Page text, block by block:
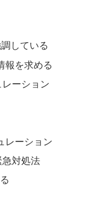
している
報を求める
ーション
レーション
対処法